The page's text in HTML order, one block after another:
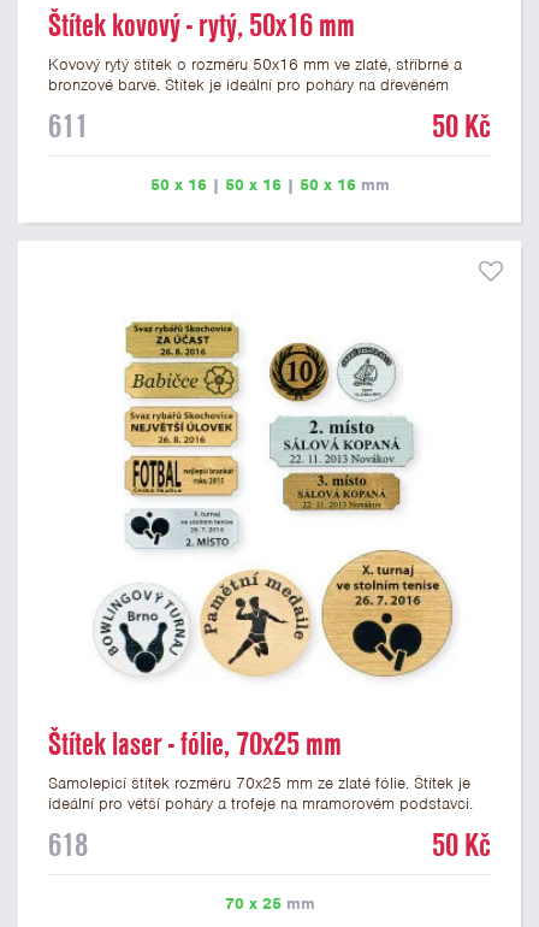
Štítek kovový - rytý, 50x16 mm
Kovový rytý štítek o rozměru 50x16 mm ve zlaté, stříbrné a
bronzové barvě. Štítek je ideální pro poháry na dřevěném
nebo text. U textu doporučujeme maximálně 3 řádky, aby byla
možné přiložit v prvním kroku objednávky.
611 50 Kč
50 x 16| 50 x 16| 50 x 16mm
Štítek laser - fólie, 70x25 mm
Samolepicí štítek rozměru 70x25 mm ze zlaté fólie. Štítek je
ideální pro větší poháry a trofeje na mramorovém podstavci.
textu doporučujeme maximálně 3 řádky, aby byla zachována
prvním kroku objednávky.
618 50 Kč
70 x 25mm